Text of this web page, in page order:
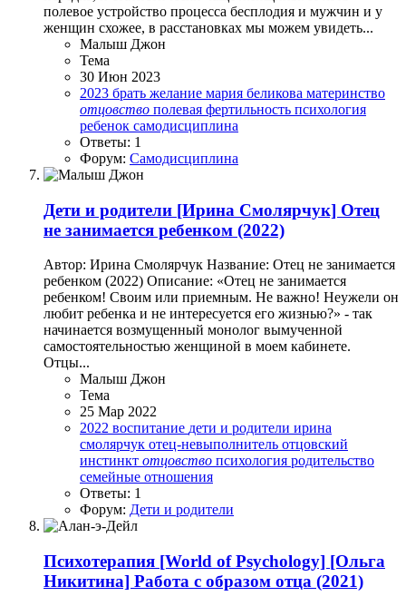
полевое устройство процесса бесплодия и мужчин и у
женщин схожее, в расстановках мы можем увидеть...
Малыш Джон
Тема
30 Июн 2023
2023 брать желание мария беликова материнство
отцовство полевая фертильность психология
ребенок самодисциплина
Ответы: 1
Форум: Самодисциплина
Дети и родители [Ирина Смолярчук] Отец
не занимается ребенком (2022)
Автор: Ирина Смолярчук Название: Отец не занимается
ребенком (2022) Описание: «Отец не занимается
ребенком! Своим или приемным. Не важно! Неужели он
любит ребенка и не интересуется его жизнью?» - так
начинается возмущенный монолог вымученной
самостоятельностью женщиной в моем кабинете.
Отцы...
Малыш Джон
Тема
25 Мар 2022
2022 воспитание дети и родители ирина
смолярчук отец-невыполнитель отцовский
инстинкт отцовство психология родительство
семейные отношения
Ответы: 1
Форум: Дети и родители
Психотерапия [World of Psychology] [Ольга
Никитина] Работа с образом отца (2021)